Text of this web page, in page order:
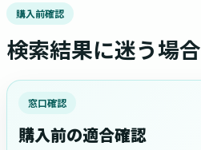
購入前確認
検索結果に迷う場合
窓口確認
購入前の適合確認